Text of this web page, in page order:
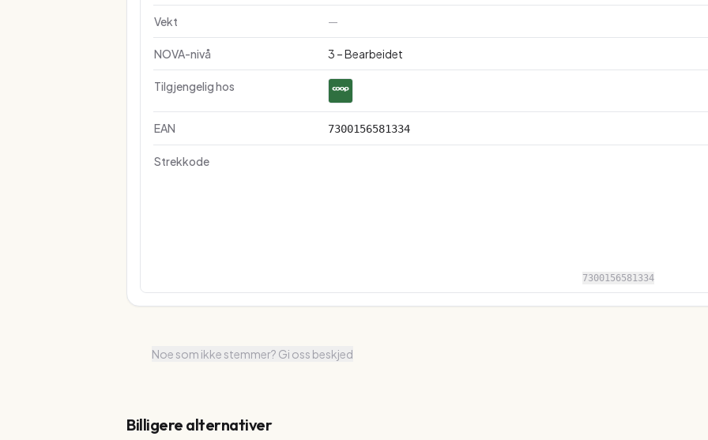
Vekt —
NOVA-nivå 3 – Bearbeidet
Tilgjengelig hos
EAN 7300156581334
Strekkode
7300156581334
Noe som ikke stemmer? Gi oss beskjed
Billigere alternativer